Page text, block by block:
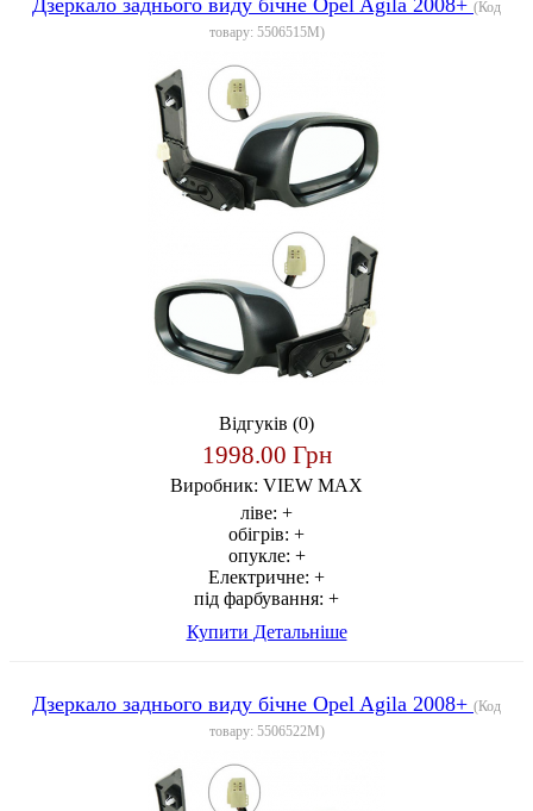
Дзеркало заднього виду бічне Opel Agila 2008+ (Код
товару: 5506515M)
Відгуків (0)
1998.00 Грн
Виробник: VIEW MAX
ліве: +
обігрів: +
опукле: +
Електричне: +
під фарбування: +
Купити Детальніше
Дзеркало заднього виду бічне Opel Agila 2008+ (Код
товару: 5506522M)